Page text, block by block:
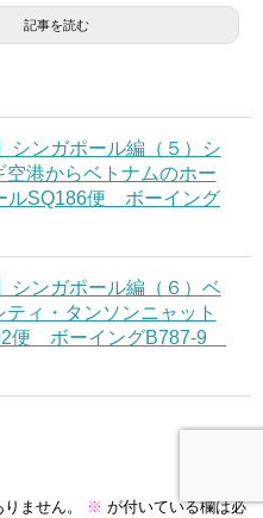
記事を読む
シンガポール編（５）シ
空港からベトナムのホー
ルSQ186便 ボーイング
シンガポール編（６）ベ
ィ・タンソンニャット
便 ボーイングB787-9
ません。 ※ が付いている欄は必